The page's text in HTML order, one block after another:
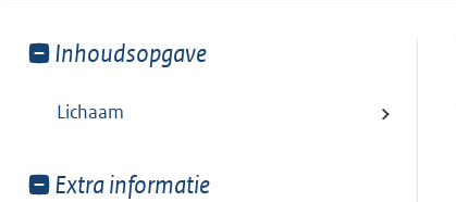
Toon
van:
Inhoudsopgave
Lichaam
Toon
Extra informatie